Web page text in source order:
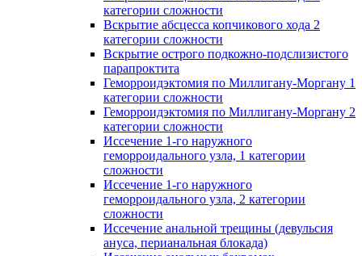
категории сложности
Вскрытие абсцесса копчикового хода 2
категории сложности
Вскрытие острого подкожно-подслизистого
парапроктита
Геморроидэктомия по Миллигану-Моргану 1
категории сложности
Геморроидэктомия по Миллигану-Моргану 2
категории сложности
Иссечение 1-го наружного
геморроидального узла, 1 категории
сложности
Иссечение 1-го наружного
геморроидального узла, 2 категории
сложности
Иссечение анальной трещины (девульсия
ануса, перианальная блокада)